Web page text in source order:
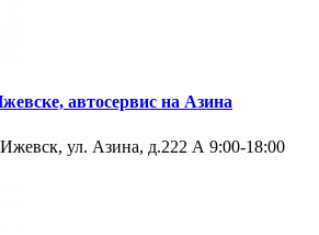
автосервис на Азина
Ижевск, ул. Азина, д.222 А 9:00-18:00